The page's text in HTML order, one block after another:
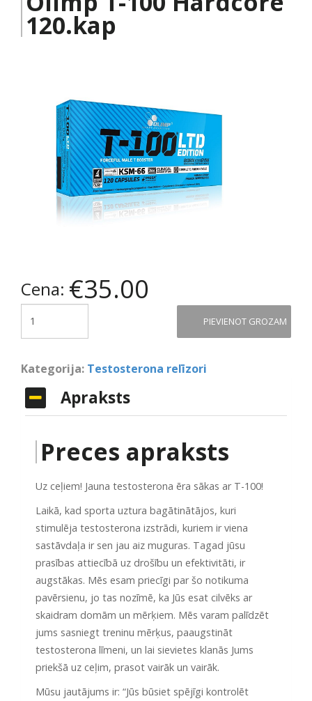
120.kap
Cena: €35.00
PIEVIENOT GROZAM
Kategorija: Testosterona relīzori
Apraksts
Preces apraksts
Uz ceļiem! Jauna testosterona ēra sākas ar T-100!
Laikā, kad sporta uztura bagātinātājos, kuri
stimulēja testosterona izstrādi, kuriem ir viena
sastāvdaļa ir sen jau aiz muguras. Tagad jūsu
prasības attiecībā uz drošību un efektivitāti, ir
augstākas. Mēs esam priecīgi par šo notikuma
pavērsienu, jo tas nozīmē, ka Jūs esat cilvēks ar
skaidram domām un mērķiem. Mēs varam palīdzēt
jums sasniegt treninu mērķus, paaugstināt
testosterona līmeni, un lai sievietes klanās Jums
priekšā uz ceļim, prasot vairāk un vairāk.
Mūsu jautājums ir: “Jūs būsiet spējīgi kontrolēt